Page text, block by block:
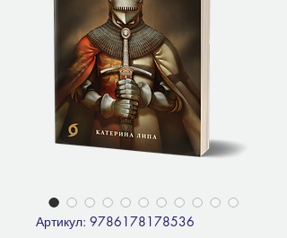
Артикул: 9786178178536